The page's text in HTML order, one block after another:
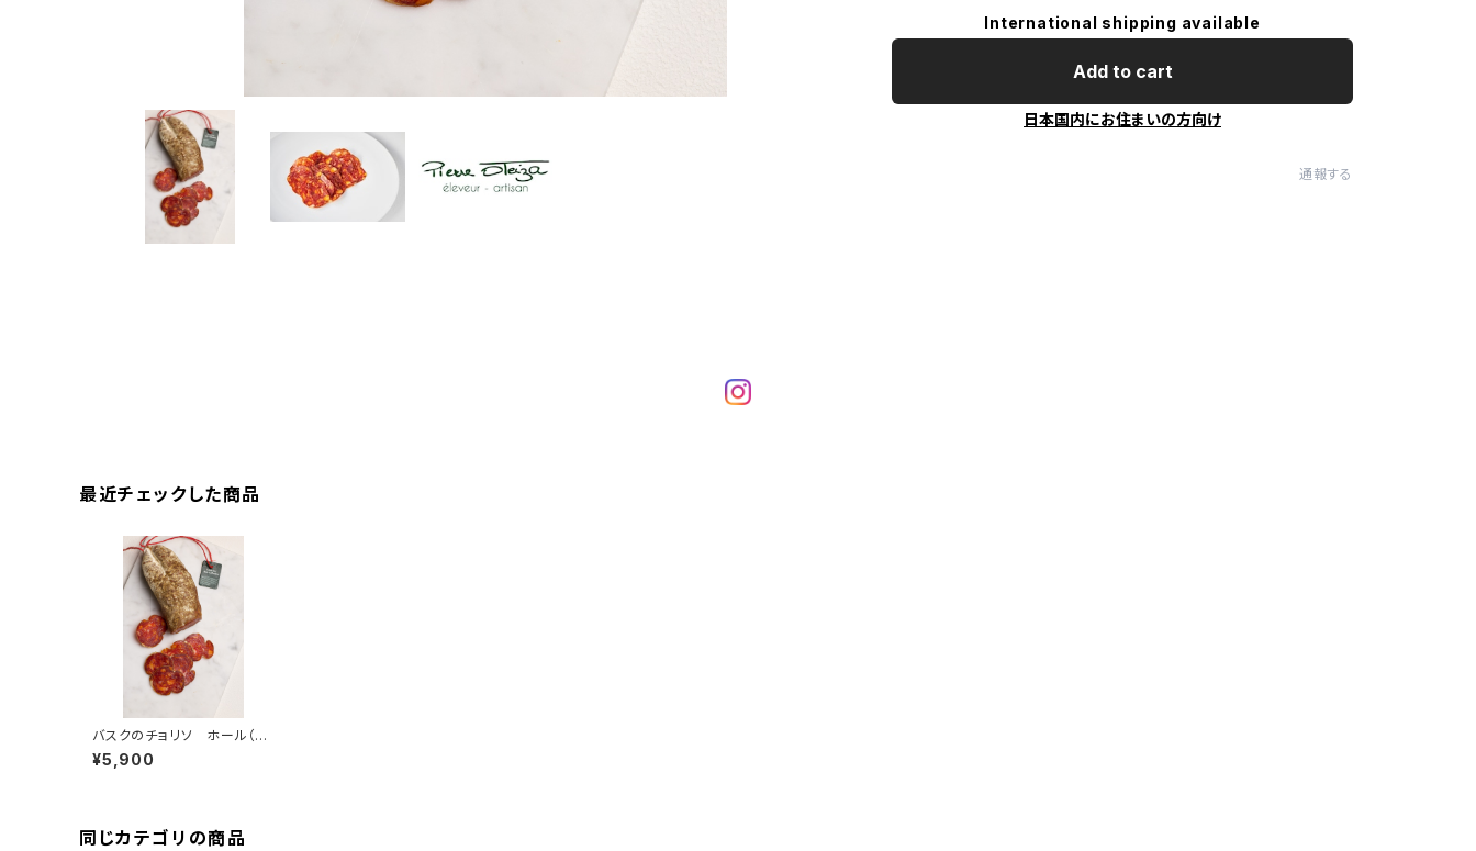
International shipping available
Add to cart
日本国内にお住まいの方向け
通報する
最近チェックした商品
バスクのチョリソ ホール（原
木） ＜ピエール・オテイザ＞
(フランス・バスク)
¥5,900
同じカテゴリの商品